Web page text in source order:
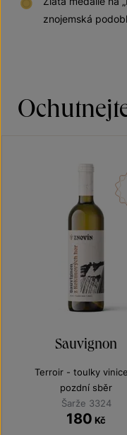
znojemská
Sauvignon
Terroir - toulky
pozdní sběr
Šarže 3324
180 Kč